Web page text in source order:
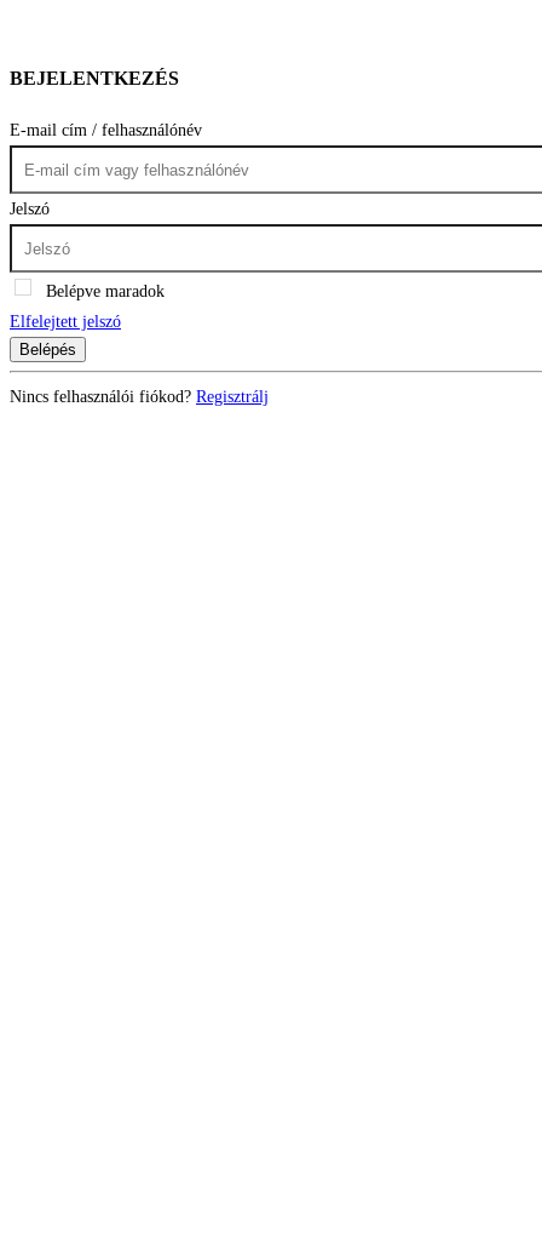
BEJELENTKEZÉS
E-mail cím / felhasználónév
Jelszó
Belépve maradok
Elfelejtett jelszó
Belépés
Nincs felhasználói fiókod? Regisztrálj